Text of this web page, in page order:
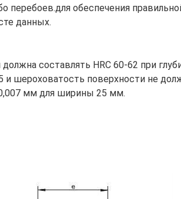
перебоев.для обеспечения
данных.
составлять HRC 60-62 при
и шероховатость поверхности не
мм для ширины 25 мм.